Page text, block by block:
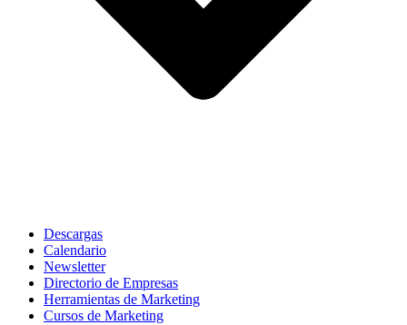
Descargas
Calendario
Newsletter
Directorio de Empresas
Herramientas de Marketing
Cursos de Marketing